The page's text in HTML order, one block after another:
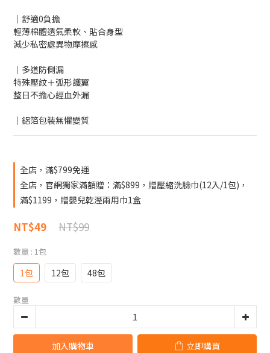
｜舒適0負擔
輕薄棉體透氣柔軟、貼合身型
減少私密處異物摩擦感
｜多道防側漏
特殊壓紋＋弧形護翼
整日不擔心經血外漏
｜鋁箔包裝無懼變質
全店，滿$799免運
全店，官網獨家滿額贈：滿$899，贈壓縮洗臉巾(12入/1包)，
滿$1199，贈嬰兒乾溼兩用巾1盒
NT$99
NT$49
數量 : 1包
1包 12包 48包
數量
加入購物車 立即購買